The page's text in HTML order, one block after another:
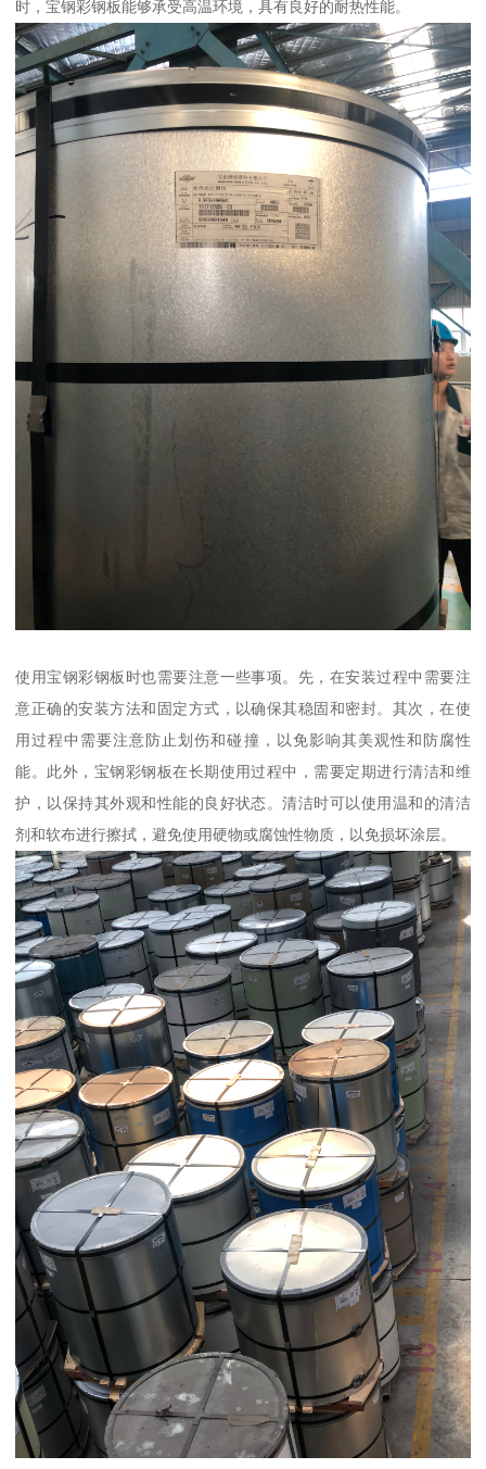
时，宝钢彩钢板能够承受高温环境，具有良好的耐热性能。
使用宝钢彩钢板时也需要注意一些事项。先，在安装过程中需要注
意正确的安装方法和固定方式，以确保其稳固和密封。其次，在使
用过程中需要注意防止划伤和碰撞，以免影响其美观性和防腐性
能。此外，宝钢彩钢板在长期使用过程中，需要定期进行清洁和维
护，以保持其外观和性能的良好状态。清洁时可以使用温和的清洁
剂和软布进行擦拭，避免使用硬物或腐蚀性物质，以免损坏涂层。